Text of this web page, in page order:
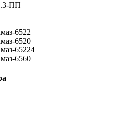
ПП
6522
6520
65224
6560